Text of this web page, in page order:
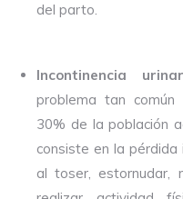
del parto.
Incontinencia
problema tan común
30% de la población
consiste en la pérdida
al toser, estornudar,